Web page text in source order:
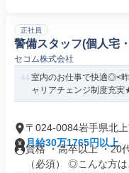
正社員
警備スタッフ(個人宅
セコム株式会社
室内のお仕事で快適◎<
ャリアチェンジ制度充
〒024-0084岩手県北
月給30万1765円以上
資格 ・高卒以上 ・20
（必須） ◎こんな方は